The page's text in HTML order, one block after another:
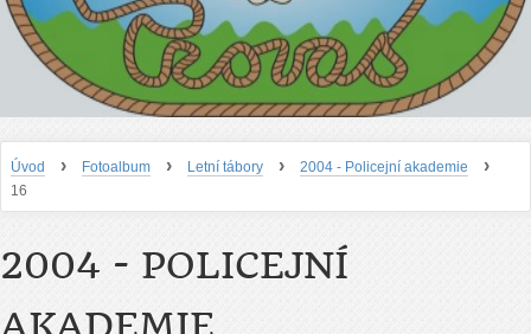
Úvod › Fotoalbum › Letní tábory › 2004 - Policejní akademie ›
16
2004 - POLICEJNÍ